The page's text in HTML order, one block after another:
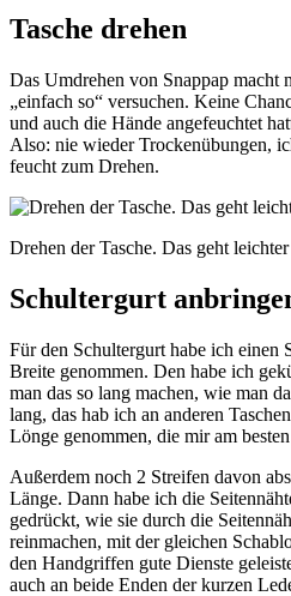
Tasche drehen
Das Umdrehen von Snappap macht
„einfach so“ versuchen. Keine
und auch die Hände angefeuchtet
Also: nie wieder Trockenübungen,
feucht zum Drehen.
Drehen der Tasche. Das geht
Schultergurt
Für den Schultergurt habe ich einen
Breite genommen. Den habe ich
man das so lang machen, wie man
lang, das hab ich an anderen
Lönge genommen, die mir am
Außerdem noch 2 Streifen davon
Länge. Dann habe ich die
gedrückt, wie sie durch die
reinmachen, mit der gleichen
den Handgriffen gute Dienste
auch an beide Enden der kurzen